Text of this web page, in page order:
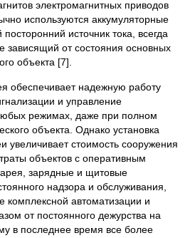
электромагнитных приводов
используются аккумуляторные
источник тока, всегда
зависящий от состояния основных
объекта [7].
обеспечивает надежную работу
и управление
режимах, даже при полном
объекта. Одна­ко установка
увеличивает стоимость сооруже­ния
объектов с оперативным
зарядные и щитовые
надзора и обслуживания,
комплексной автома­тизации и
от постоянного дежурства на
в последнее время все более